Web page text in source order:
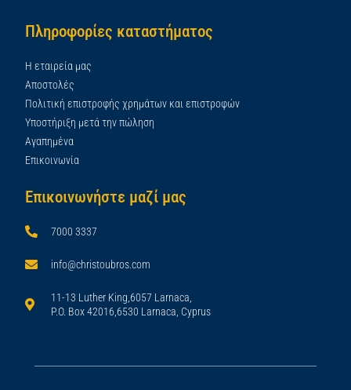
Πληροφορίες καταστήματος
Η εταιρεία μας
Αποστολές
Πολιτική επιστροφής χρημάτων και επιστροφών
Υποστήριξη μετά την πώληση
Αγαπημένα
Επικοινωνία
Επικοινωνήστε μαζί μας
7000 3337
info@christoubros.com
11-13 Luther King,6057 Larnaca,
P.O. Box 42016,6530 Larnaca, Cyprus